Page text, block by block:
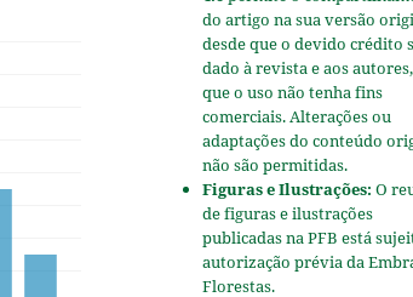
do artigo na sua versão
desde que o devido crédito
dado à revista e aos
que o uso não tenha fins
comerciais. Alterações ou
adaptações do conteúdo
não são permitidas.
Figuras e Ilustrações: O
de figuras e ilustrações
publicadas na PFB está
autorização prévia da
Florestas.